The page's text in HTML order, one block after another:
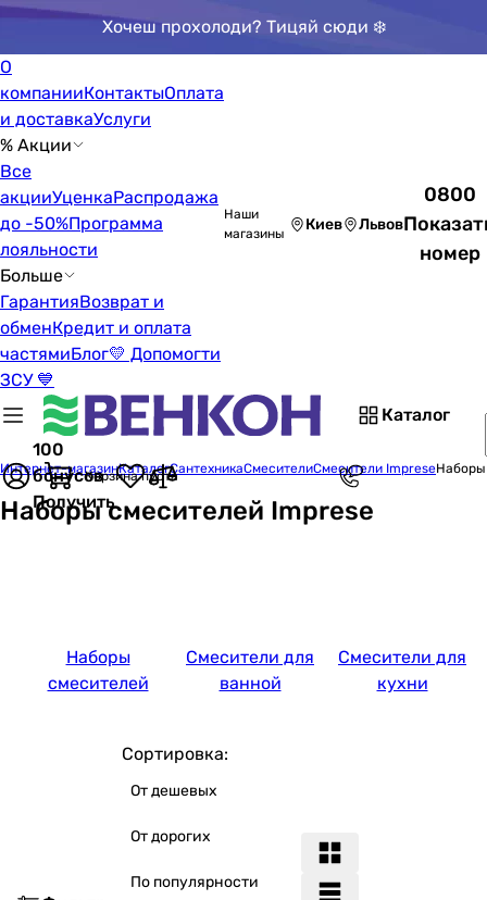
Хочеш прохолоди? Тицяй сюди ❄️
О
компанииКонтактыОплата
и доставкаУслуги
% Акции
Все
акцииУценкаРаспродажа
до -50%Программа
лояльности
Больше
ГарантияВозврат и
обменКредит и оплата
частямиБлог💛 Допомогти
ЗСУ 💙
Наши
магазины
Киев Львов
0800
номер
Каталог
100
бонусов
Получить
Корзина пуста
Интернет-магазинКаталогСантехникаСмесителиСмесители ImpreseНаборы
Наборы смесителей Imprese
Наборы
смесителей
Смесители для
ванной
Смесители для
кухни
Сортировка:
От дешевых
От дорогих
По популярности